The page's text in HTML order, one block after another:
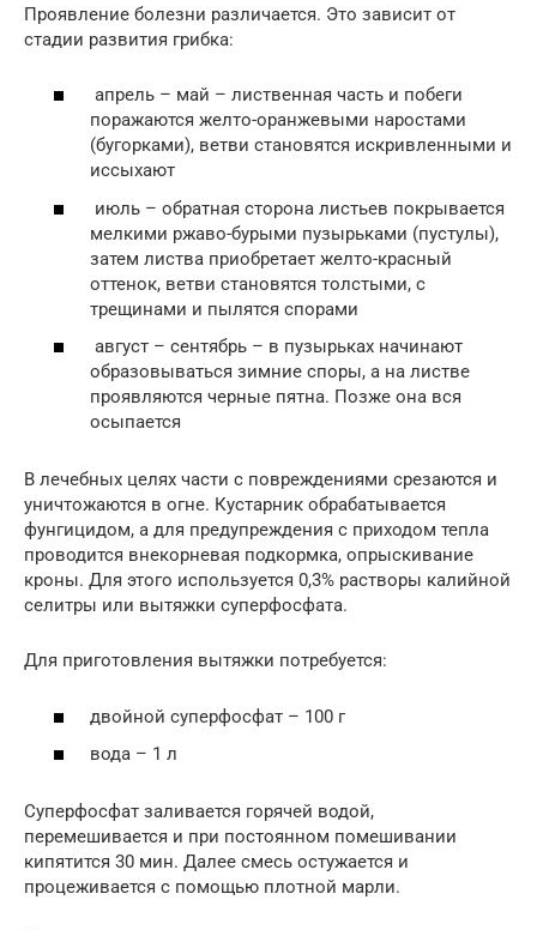
Проявление болезни различается. Это зависит от
стадии развития грибка:
апрель – май – лиственная часть и побеги
поражаются желто-оранжевыми наростами
(бугорками), ветви становятся искривленными и
иссыхают
июль – обратная сторона листьев покрывается
мелкими ржаво-бурыми пузырьками (пустулы),
затем листва приобретает желто-красный
оттенок, ветви становятся толстыми, с
трещинами и пылятся спорами
август – сентябрь – в пузырьках начинают
образовываться зимние споры, а на листве
проявляются черные пятна. Позже она вся
осыпается
В лечебных целях части с повреждениями срезаются и
уничтожаются в огне. Кустарник обрабатывается
фунгицидом, а для предупреждения с приходом тепла
проводится внекорневая подкормка, опрыскивание
кроны. Для этого используется 0,3% растворы калийной
селитры или вытяжки суперфосфата.
Для приготовления вытяжки потребуется:
двойной суперфосфат – 100 г
вода – 1 л
Суперфосфат заливается горячей водой,
перемешивается и при постоянном помешивании
кипятится 30 мин. Далее смесь остужается и
процеживается с помощью плотной марли.